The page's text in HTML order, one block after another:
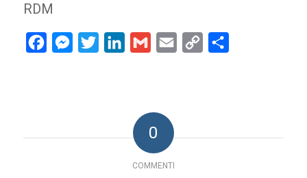
RDM
FacebookMessenger
Twitter LinkedInGmail Email
Copy
0
COMMENTI